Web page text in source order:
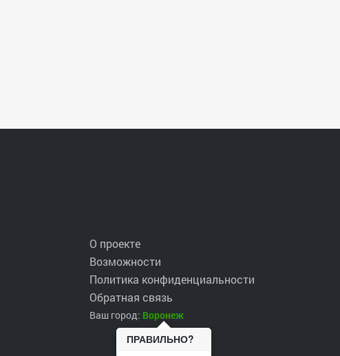
О проекте
Возможности
Политика конфиденциальности
Обратная связь
Ваш город: Воронеж
ПРАВИЛЬНО?